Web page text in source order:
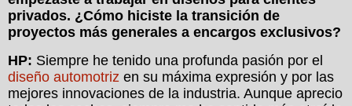
privados. ¿Cómo hiciste la transición de
proyectos más generales a encargos exclusivos?
HP: Siempre he tenido una profunda pasión por el
diseño automotriz en su máxima expresión y por las
mejores innovaciones de la industria. Aunque aprecio